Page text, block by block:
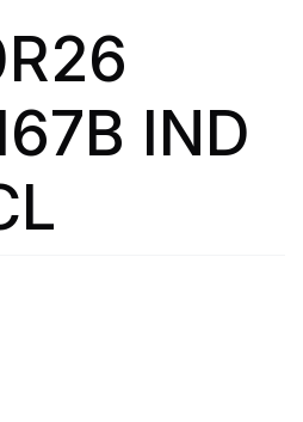
IND